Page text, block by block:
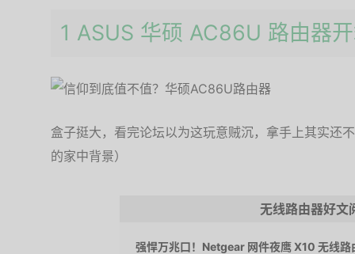
1 ASUS 华硕 AC86U 路由器
盒子挺大，看完论坛以为这玩意贼沉，拿手上其实还
的家中背景）
无线路由器好文
强悍万兆口！Netgear 网件夜鹰 X10 无线路